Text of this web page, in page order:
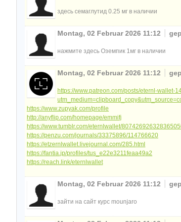
здесь семаглутид 0.25 мг в наличии
Montag, 02 Februar 2026 11:12
нажмите здесь Оземпик 1мг в наличии
Montag, 02 Februar 2026 11:12
https://www.patreon.com/posts/eternl-wallet-
https://www.zupyak.com/profile
http://anyflip.com/homepage/emmifj
https://www.tumblr.com/eternlwallet/
https://penzu.com/journals/33375896/114766620
https://etzernlwallet.livejournal.com/285.html
https://fantia.jp/profiles/tus_e22e3211feaa49a2
https://reach.link/eternlwallet
Montag, 02 Februar 2026 11:12
зайти на сайт курс mounjaro